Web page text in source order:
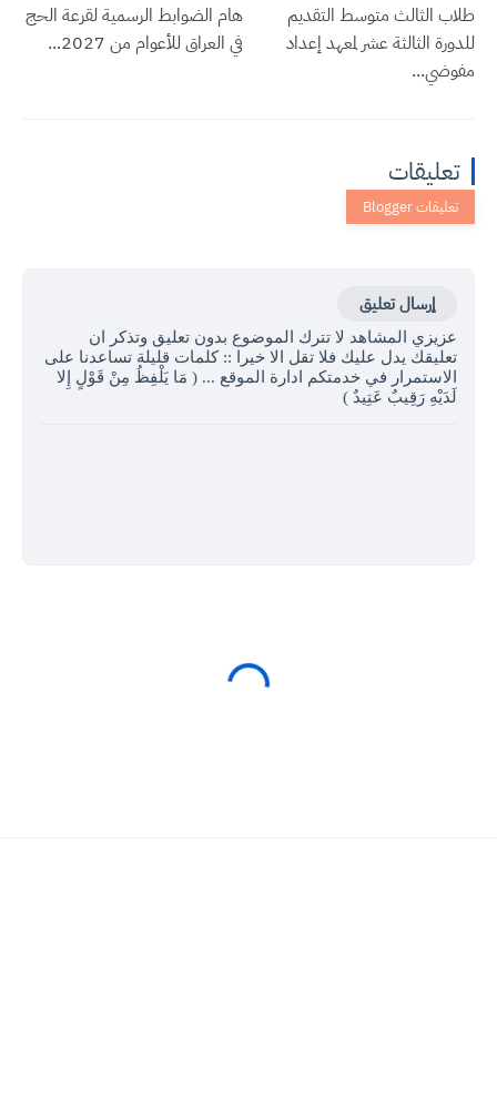
طلاب الثالث متوسط التقديم
للدورة الثالثة عشر لمعهد إعداد
مفوضي...
هام الضوابط الرسمية لقرعة الحج
في العراق للأعوام من 2027...
تعليقات
إرسال تعليق
عزيزي المشاهد لا تترك الموضوع بدون تعليق وتذكر ان
تعليقك يدل عليك فلا تقل الا خيرا :: كلمات قليلة تساعدنا على
الاستمرار في خدمتكم ادارة الموقع ... ( مَا يَلْفِظُ مِنْ قَوْلٍ إِلا
لَدَيْهِ رَقِيبٌ عَتِيدٌ )